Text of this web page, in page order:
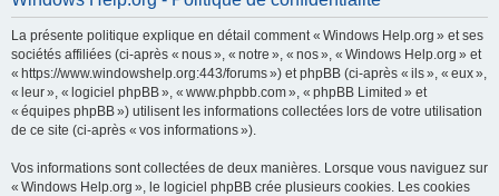
e
La présente politique explique en détail comment « Windows Help.org » et ses
sociétés affiliées (ci-après « nous », « notre », « nos », « Windows Help.org » et
« https://www.windowshelp.org:443/forums ») et phpBB (ci-après « ils », « eux »,
« leur », « logiciel phpBB », « www.phpbb.com », « phpBB Limited » et
« équipes phpBB ») utilisent les informations collectées lors de votre utilisation
de ce site (ci-après « vos informations »).
Vos informations sont collectées de deux manières. Lorsque vous naviguez sur
« Windows Help.org », le logiciel phpBB crée plusieurs cookies. Les cookies